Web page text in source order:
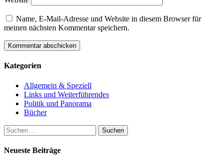
Name, E-Mail-Adresse und Website in diesem Browser für
meinen nächsten Kommentar speichern.
Kategorien
Allgemein & Speziell
Links und Weiterführendes
Politik und Panorama
Bücher
Suchen
nach:
Neueste Beiträge